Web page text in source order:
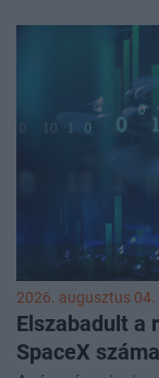
2026. augusztus
Elszabadult a
SpaceX